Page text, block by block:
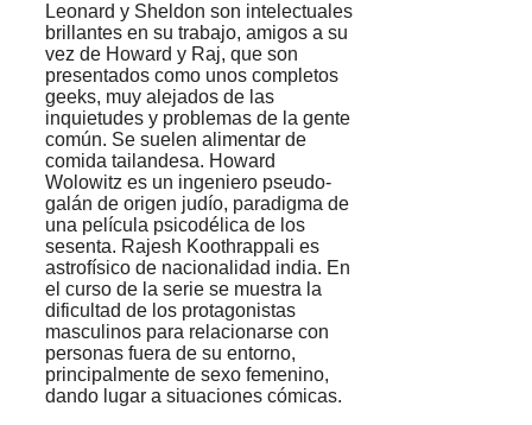
Leonard y Sheldon son intelectuales
brillantes en su trabajo, amigos a su
vez de Howard y Raj, que son
presentados como unos completos
geeks, muy alejados de las
inquietudes y problemas de la gente
común. Se suelen alimentar de
comida tailandesa. Howard
Wolowitz es un ingeniero pseudo-
galán de origen judío, paradigma de
una película psicodélica de los
sesenta. Rajesh Koothrappali es
astrofísico de nacionalidad india. En
el curso de la serie se muestra la
dificultad de los protagonistas
masculinos para relacionarse con
personas fuera de su entorno,
principalmente de sexo femenino,
dando lugar a situaciones cómicas.